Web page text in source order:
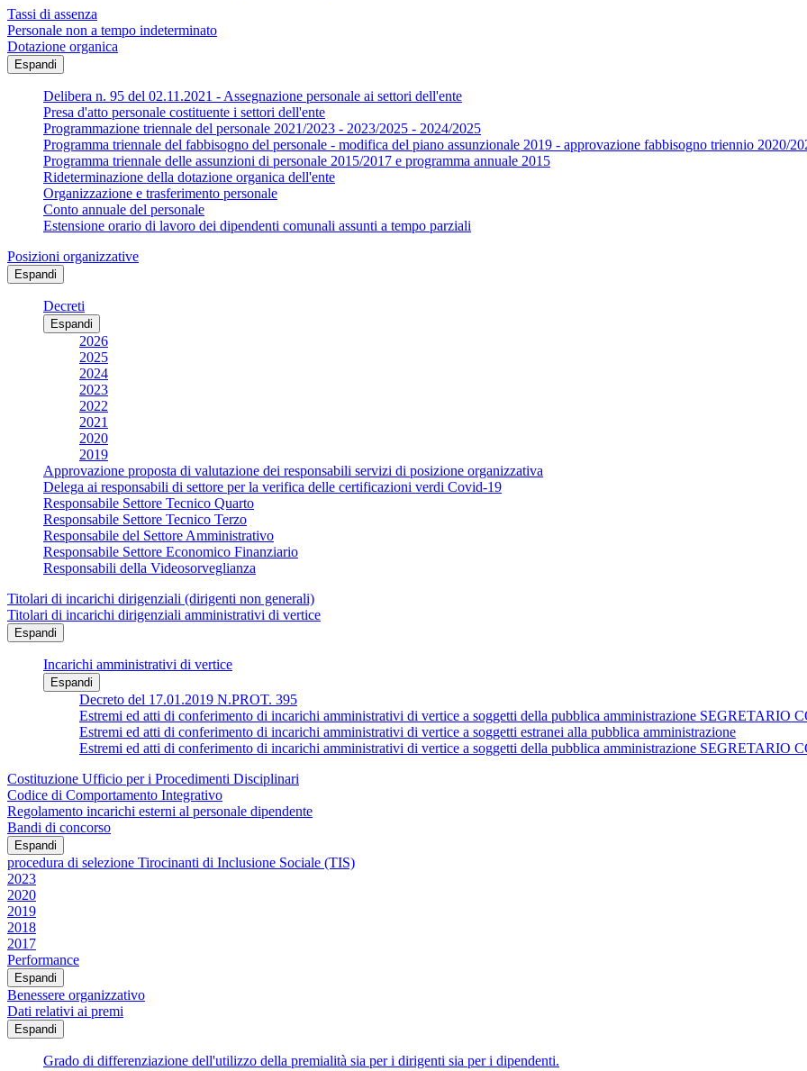
Tassi di assenza
Personale non a tempo indeterminato
Dotazione organica
Espandi
Delibera n. 95 del 02.11.2021 - Assegnazione personale ai settori dell'ente
Presa d'atto personale costituente i settori dell'ente
Programmazione triennale del personale 2021/2023 - 2023/2025 - 2024/2025
Programma triennale del fabbisogno del personale - modifica del piano assunzionale 2019 - approvazione fabbisogno triennio 2020/
Programma triennale delle assunzioni di personale 2015/2017 e programma annuale 2015
Rideterminazione della dotazione organica dell'ente
Organizzazione e trasferimento personale
Conto annuale del personale
Estensione orario di lavoro dei dipendenti comunali assunti a tempo parziali
Posizioni organizzative
Espandi
Decreti
Espandi
2026
2025
2024
2023
2022
2021
2020
2019
Approvazione proposta di valutazione dei responsabili servizi di posizione organizzativa
Delega ai responsabili di settore per la verifica delle certificazioni verdi Covid-19
Responsabile Settore Tecnico Quarto
Responsabile Settore Tecnico Terzo
Responsabile del Settore Amministrativo
Responsabile Settore Economico Finanziario
Responsabili della Videosorveglianza
Titolari di incarichi dirigenziali (dirigenti non generali)
Titolari di incarichi dirigenziali amministrativi di vertice
Espandi
Incarichi amministrativi di vertice
Espandi
Decreto del 17.01.2019 N.PROT. 395
Estremi ed atti di conferimento di incarichi amministrativi di vertice a soggetti della pubblica amministrazione
Estremi ed atti di conferimento di incarichi amministrativi di vertice a soggetti estranei alla pubblica amministrazione
Estremi ed atti di conferimento di incarichi amministrativi di vertice a soggetti della pubblica amministrazione
Costituzione Ufficio per i Procedimenti Disciplinari
Codice di Comportamento Integrativo
Regolamento incarichi esterni al personale dipendente
Bandi di concorso
Espandi
procedura di selezione Tirocinanti di Inclusione Sociale (TIS)
2023
2020
2019
2018
2017
Performance
Espandi
Benessere organizzativo
Dati relativi ai premi
Espandi
Grado di differenziazione dell'utilizzo della premialità sia per i dirigenti sia per i dipendenti.